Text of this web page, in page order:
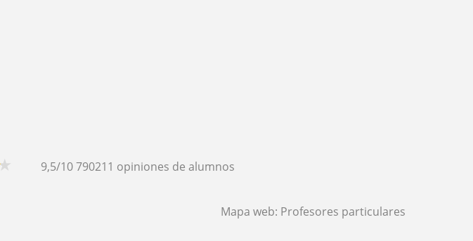
9,5/10790211 opiniones de alumnos
Mapa web: Profesores particulares